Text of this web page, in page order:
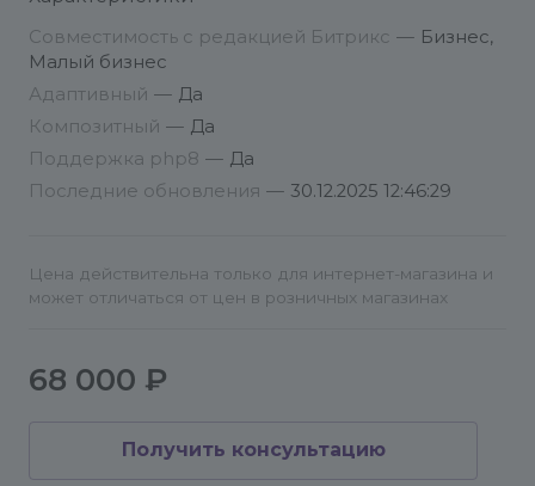
Переходим во вкладку«Список обновлений»,
где нажимаем кнопку
Принимаем «Лицензионное соглашение»
соглашаемся с«Условиями о
конфиденциальности»
«Применить»
Совместимость с редакцией Битрикс — Бизнес,
Малый бизнес
Адаптивный — Да
Композитный — Да
Поддержка php8 — Да
Последние обновления — 30.12.2025 12:46:29
Цена действительна только для интернет-магазина и
может отличаться от цен в розничных магазинах
68 000 ₽
Получить консультацию